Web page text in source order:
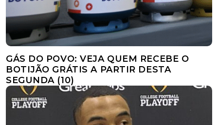
GÁS DO POVO: VEJA QUEM RECEBE O
BOTIJÃO GRÁTIS A PARTIR DESTA
SEGUNDA (10)